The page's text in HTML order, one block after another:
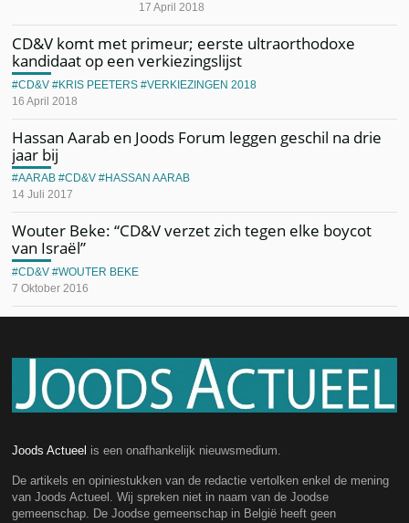
17 April 2018
CD&V komt met primeur; eerste ultraorthodoxe
kandidaat op een verkiezingslijst
16 April 2018
CD&V KRIS PEETERS VERKIEZINGEN 2018
Hassan Aarab en Joods Forum leggen geschil na drie
jaar bij
14 Juli 2017
AARAB CD&V HASSAN AARAB
Wouter Beke: “CD&V verzet zich tegen elke boycot
van Israël”
7 Oktober 2016
CD&V WOUTER BEKE
Joods Actueel is een onafhankelijk nieuwsmedium.
De artikels en opiniestukken van de redactie vertolken enkel de mening
van Joods Actueel. Wij spreken niet in naam van de Joodse
gemeenschap. De Joodse gemeenschap in België heeft geen